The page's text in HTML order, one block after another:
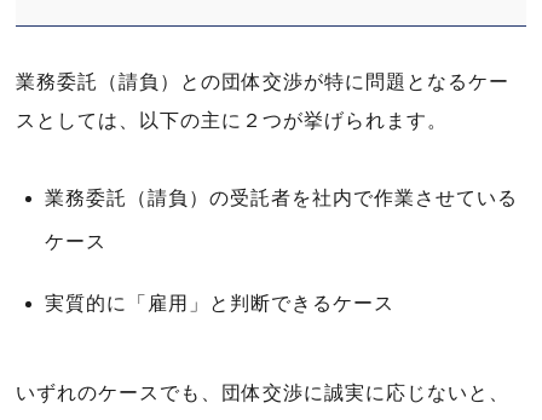
業務委託（請負）との団体交渉が特に問題となるケー
スとしては、以下の主に２つが挙げられます。
業務委託（請負）の受託者を社内で作業させている
ケース
実質的に「雇用」と判断できるケース
いずれのケースでも、団体交渉に誠実に応じないと、